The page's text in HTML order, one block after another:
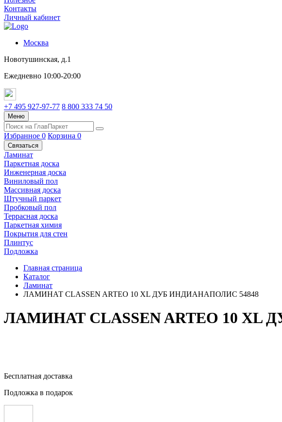
Контакты
Личный кабинет
Москва
Новотушинская, д.1
Ежедневно 10:00-20:00
+7 495 927-97-77 8 800 333 74 50
Меню
Избранное 0 Корзина 0
Связаться
Ламинат
Паркетная доска
Инженерная доска
Виниловый пол
Массивная доска
Штучный паркет
Пробковый пол
Террасная доска
Паркетная химия
Покрытия для стен
Плинтус
Подложка
Главная страница
Каталог
Ламинат
ЛАМИНАТ CLASSEN ARTEO 10 XL ДУБ ИНДИАНАПОЛИС 54848
ЛАМИНАТ CLASSEN ARTEO 10
Бесплатная доставка
Подложка в подарок